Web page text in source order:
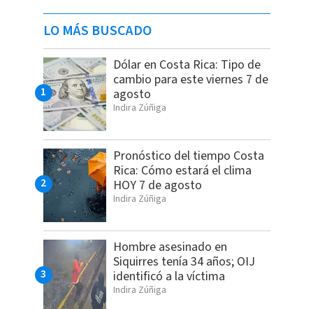
LO MÁS BUSCADO
Dólar en Costa Rica: Tipo de
cambio para este viernes 7 de
agosto
Indira Zúñiga
Pronóstico del tiempo Costa
Rica: Cómo estará el clima
HOY 7 de agosto
Indira Zúñiga
Hombre asesinado en
Siquirres tenía 34 años; OIJ
identificó a la víctima
Indira Zúñiga